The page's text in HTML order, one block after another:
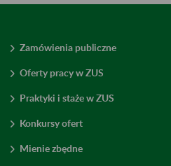
Zamówienia publiczne
Oferty pracy w ZUS
Praktyki i staże w ZUS
Konkursy ofert
Mienie zbędne